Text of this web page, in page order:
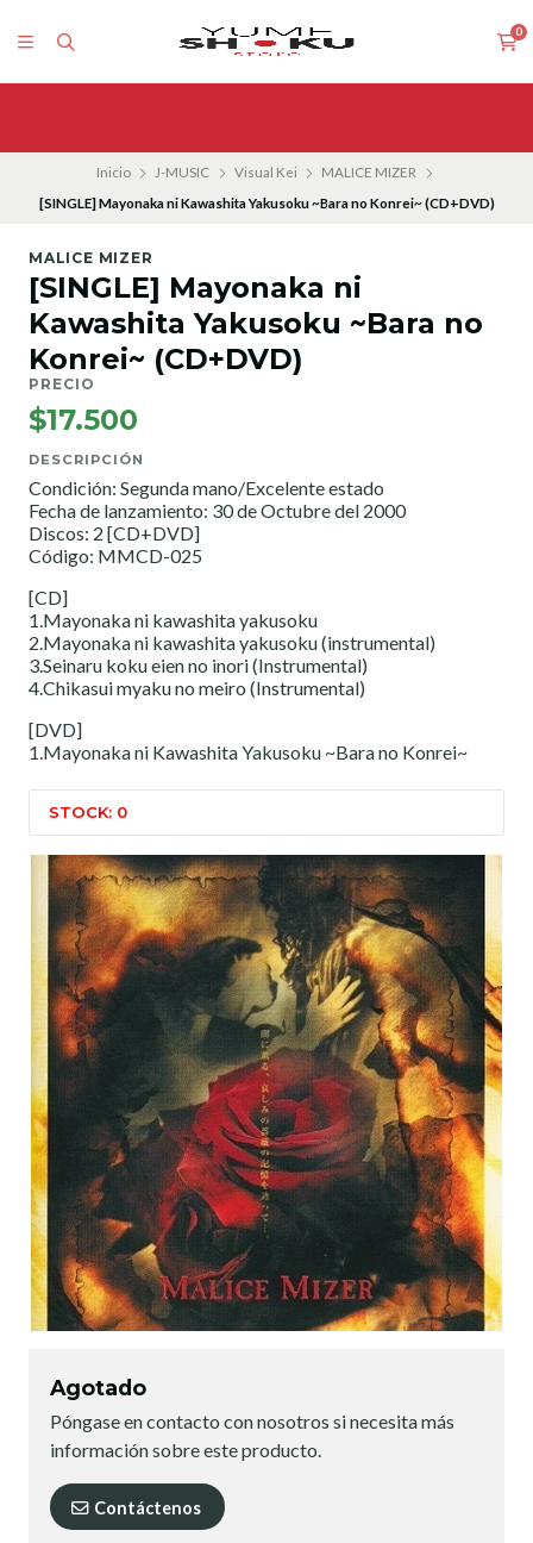
0
Inicio J-MUSIC Visual Kei
MALICE MIZER
[SINGLE] Mayonaka ni Kawashita Yakusoku ~Bara no Konrei~ (CD+DVD)
MALICE MIZER
[SINGLE] Mayonaka ni
Kawashita Yakusoku ~Bara no
Konrei~ (CD+DVD)
PRECIO
$17.500
DESCRIPCIÓN
Condición: Segunda mano/Excelente estado
Fecha de lanzamiento: 30 de Octubre del 2000
Discos: 2 [CD+DVD]
Código: MMCD-025
[CD]
1.Mayonaka ni kawashita yakusoku
2.Mayonaka ni kawashita yakusoku (instrumental)
3.Seinaru koku eien no inori (Instrumental)
4.Chikasui myaku no meiro (Instrumental)
[DVD]
1.Mayonaka ni Kawashita Yakusoku ~Bara no Konrei~
STOCK: 0
Agotado
Póngase en contacto con nosotros si necesita más
información sobre este producto.
Contáctenos